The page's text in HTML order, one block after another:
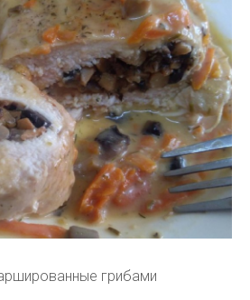
грибами